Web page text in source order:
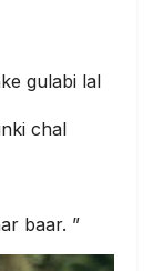
gulabi lal
chal
baar. ”